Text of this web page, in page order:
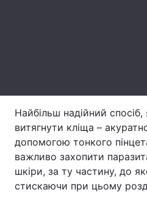
Тема оформлення
Найбільш надійний
витягнути кліща –
допомогою тонкого
важливо захопити
шкіри, за ту частину, до
стискаючи при цьому